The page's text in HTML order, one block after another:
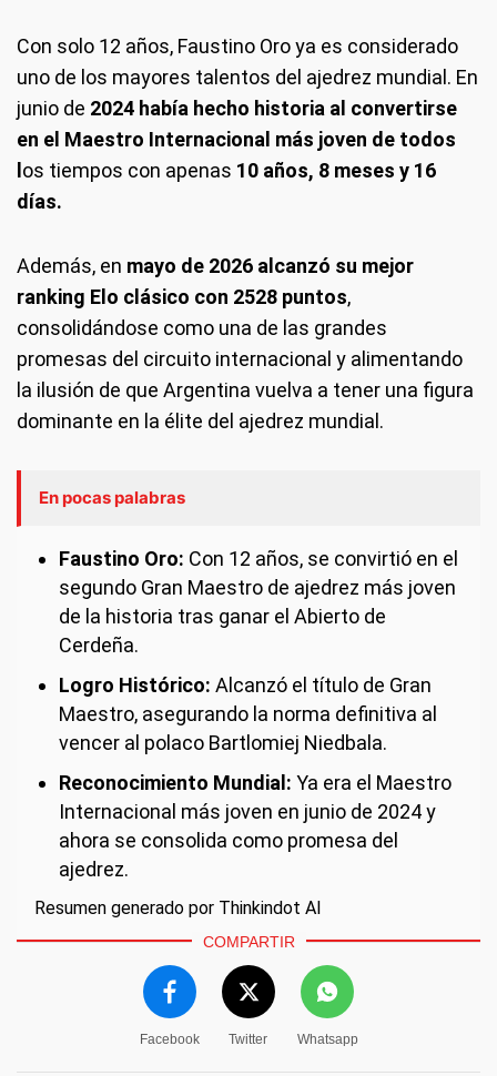
Con solo 12 años, Faustino Oro ya es considerado
uno de los mayores talentos del ajedrez mundial. En
junio de 2024 había hecho historia al convertirse
en el Maestro Internacional más joven de todos
los tiempos con apenas 10 años, 8 meses y 16
días.
Además, en mayo de 2026 alcanzó su mejor
ranking Elo clásico con 2528 puntos,
consolidándose como una de las grandes
promesas del circuito internacional y alimentando
la ilusión de que Argentina vuelva a tener una figura
dominante en la élite del ajedrez mundial.
En pocas palabras
Faustino Oro: Con 12 años, se convirtió en el
segundo Gran Maestro de ajedrez más joven
de la historia tras ganar el Abierto de
Cerdeña.
Logro Histórico: Alcanzó el título de Gran
Maestro, asegurando la norma definitiva al
vencer al polaco Bartlomiej Niedbala.
Reconocimiento Mundial: Ya era el Maestro
Internacional más joven en junio de 2024 y
ahora se consolida como promesa del
ajedrez.
Resumen generado por Thinkindot AI
COMPARTIR
Facebook Twitter Whatsapp